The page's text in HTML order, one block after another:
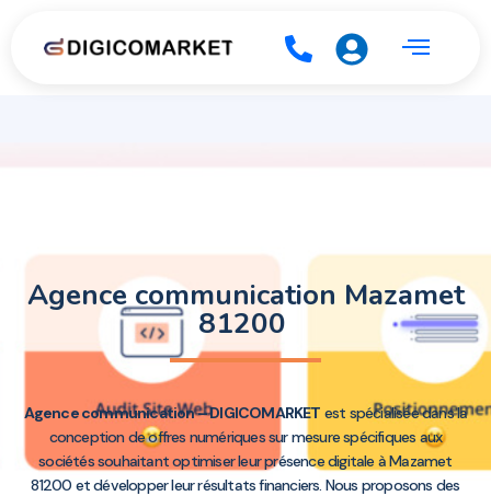
Agence communication Mazamet
81200
Agence communication – DIGICOMARKET est spécialisée dans la
conception de offres numériques sur mesure spécifiques aux
sociétés souhaitant optimiser leur présence digitale à Mazamet
81200 et développer leur résultats financiers. Nous proposons des